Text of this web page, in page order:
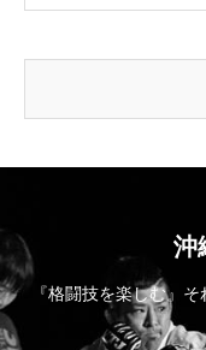
沖
『格闘技を楽しむ』